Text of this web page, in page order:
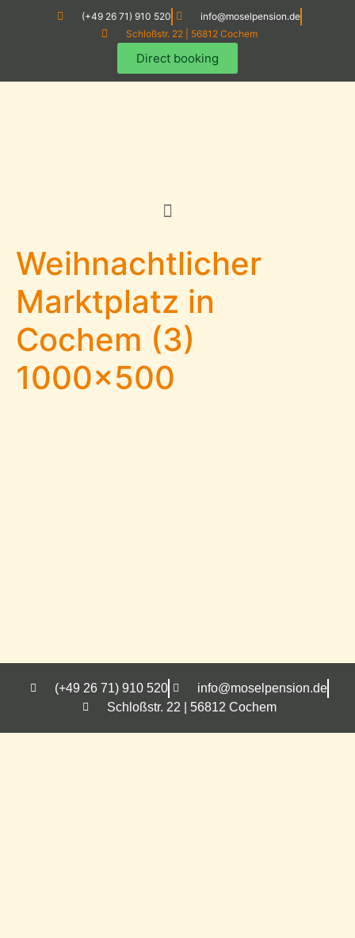
(+49 26 71) 910 520
info@moselpension.de
Schloßstr. 22 | 56812 Cochem
Direct booking
Weihnachtlicher
Marktplatz in
Cochem (3)
1000×500
(+49 26 71) 910 520
info@moselpension.de
Schloßstr. 22 | 56812 Cochem